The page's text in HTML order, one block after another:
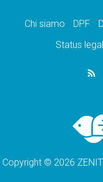
Chi siamo DPF
Status
Copyright © 2026